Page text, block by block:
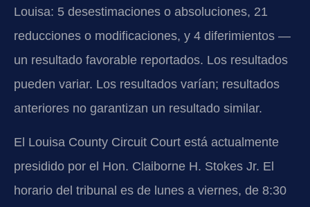
Louisa: 5 desestimaciones o absoluciones, 21
reducciones o modificaciones, y 4 diferimientos —
un resultado favorable reportados. Los resultados
pueden variar. Los resultados varían; resultados
anteriores no garantizan un resultado similar.
El Louisa County Circuit Court está actualmente
presidido por el Hon. Claiborne H. Stokes Jr. El
horario del tribunal es de lunes a viernes, de 8:30